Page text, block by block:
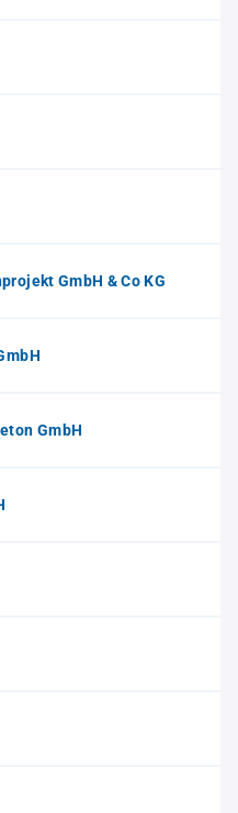
GmbH & Co KG
GmbH